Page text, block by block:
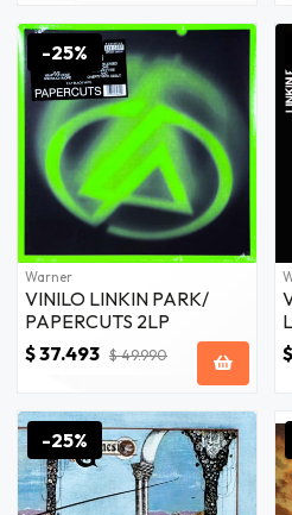
-25%
Warner
VINILO LINKIN PARK/
PAPERCUTS 2LP
$ 37.493 $ 49.990
-25%